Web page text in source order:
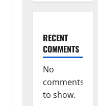
RECENT
COMMENTS
No
comments
to show.